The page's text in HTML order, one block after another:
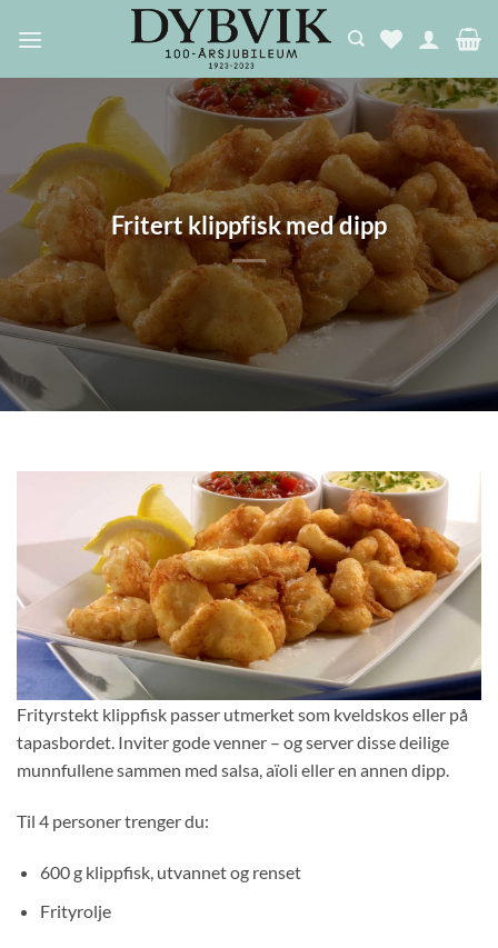
Fritert klippfisk med dipp
Frityrstekt klippfisk passer utmerket som kveldskos eller på
tapasbordet. Inviter gode venner – og server disse deilige
munnfullene sammen med salsa, aïoli eller en annen dipp.
Til 4 personer trenger du:
600 g klippfisk, utvannet og renset
Frityrolje